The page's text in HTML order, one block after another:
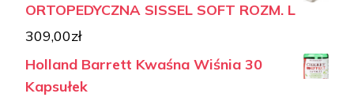
ORTOPEDYCZNA SISSEL SOFT ROZM. L
309,00zł
Holland Barrett Kwaśna Wiśnia 30
Kapsułek